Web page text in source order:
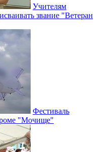
Учителям
звание "Ветеран
Фестиваль
"Мочище"